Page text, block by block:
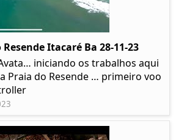
Itacaré Ba 28-11-23
iniciando os trabalhos aqui
Praia do Resende … primeiro voo